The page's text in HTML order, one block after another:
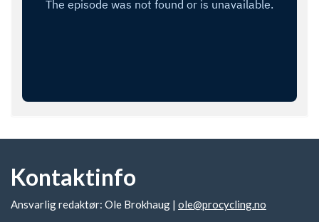
Kontaktinfo
Ansvarlig redaktør: Ole Brokhaug | ole@procycling.no